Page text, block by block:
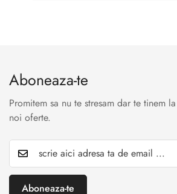
Aboneaza-te
Promitem sa nu te stresam dar te tinem
noi oferte.
Aboneaza-te